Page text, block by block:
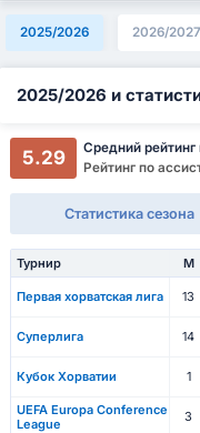
2025/2026 2026/2027
2025/2026 и
5.29
Средний рейтинг
Рейтинг по
Статистика сезона
Турнир М
Первая хорватская лига 13
Суперлига 14
Кубок Хорватии 1
UEFA Europa Conference
League
3